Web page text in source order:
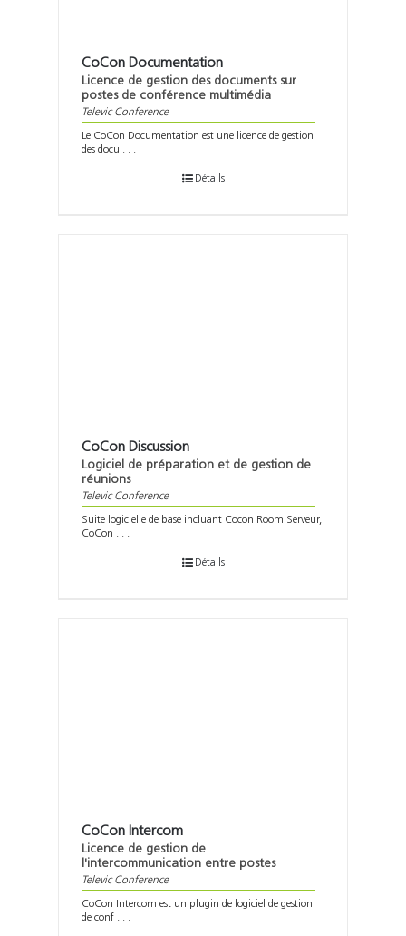
CoCon Documentation
Licence de gestion des documents sur
postes de conférence multimédia
Televic Conference
Le CoCon Documentation est une licence de gestion
des docu . . .
Détails
CoCon Discussion
Logiciel de préparation et de gestion de
réunions
Televic Conference
Suite logicielle de base incluant Cocon Room Serveur,
CoCon . . .
Détails
CoCon Intercom
Licence de gestion de
l'intercommunication entre postes
Televic Conference
CoCon Intercom est un plugin de logiciel de gestion
de conf . . .